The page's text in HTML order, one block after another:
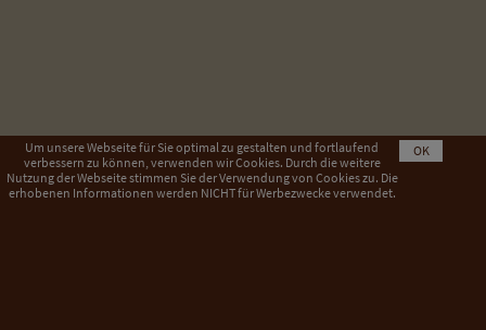
Um unsere Webseite für Sie optimal zu gestalten und fortlaufend
verbessern zu können, verwenden wir Cookies. Durch die weitere
Nutzung der Webseite stimmen Sie der Verwendung von Cookies zu. Die
erhobenen Informationen werden NICHT für Werbezwecke verwendet.
OK